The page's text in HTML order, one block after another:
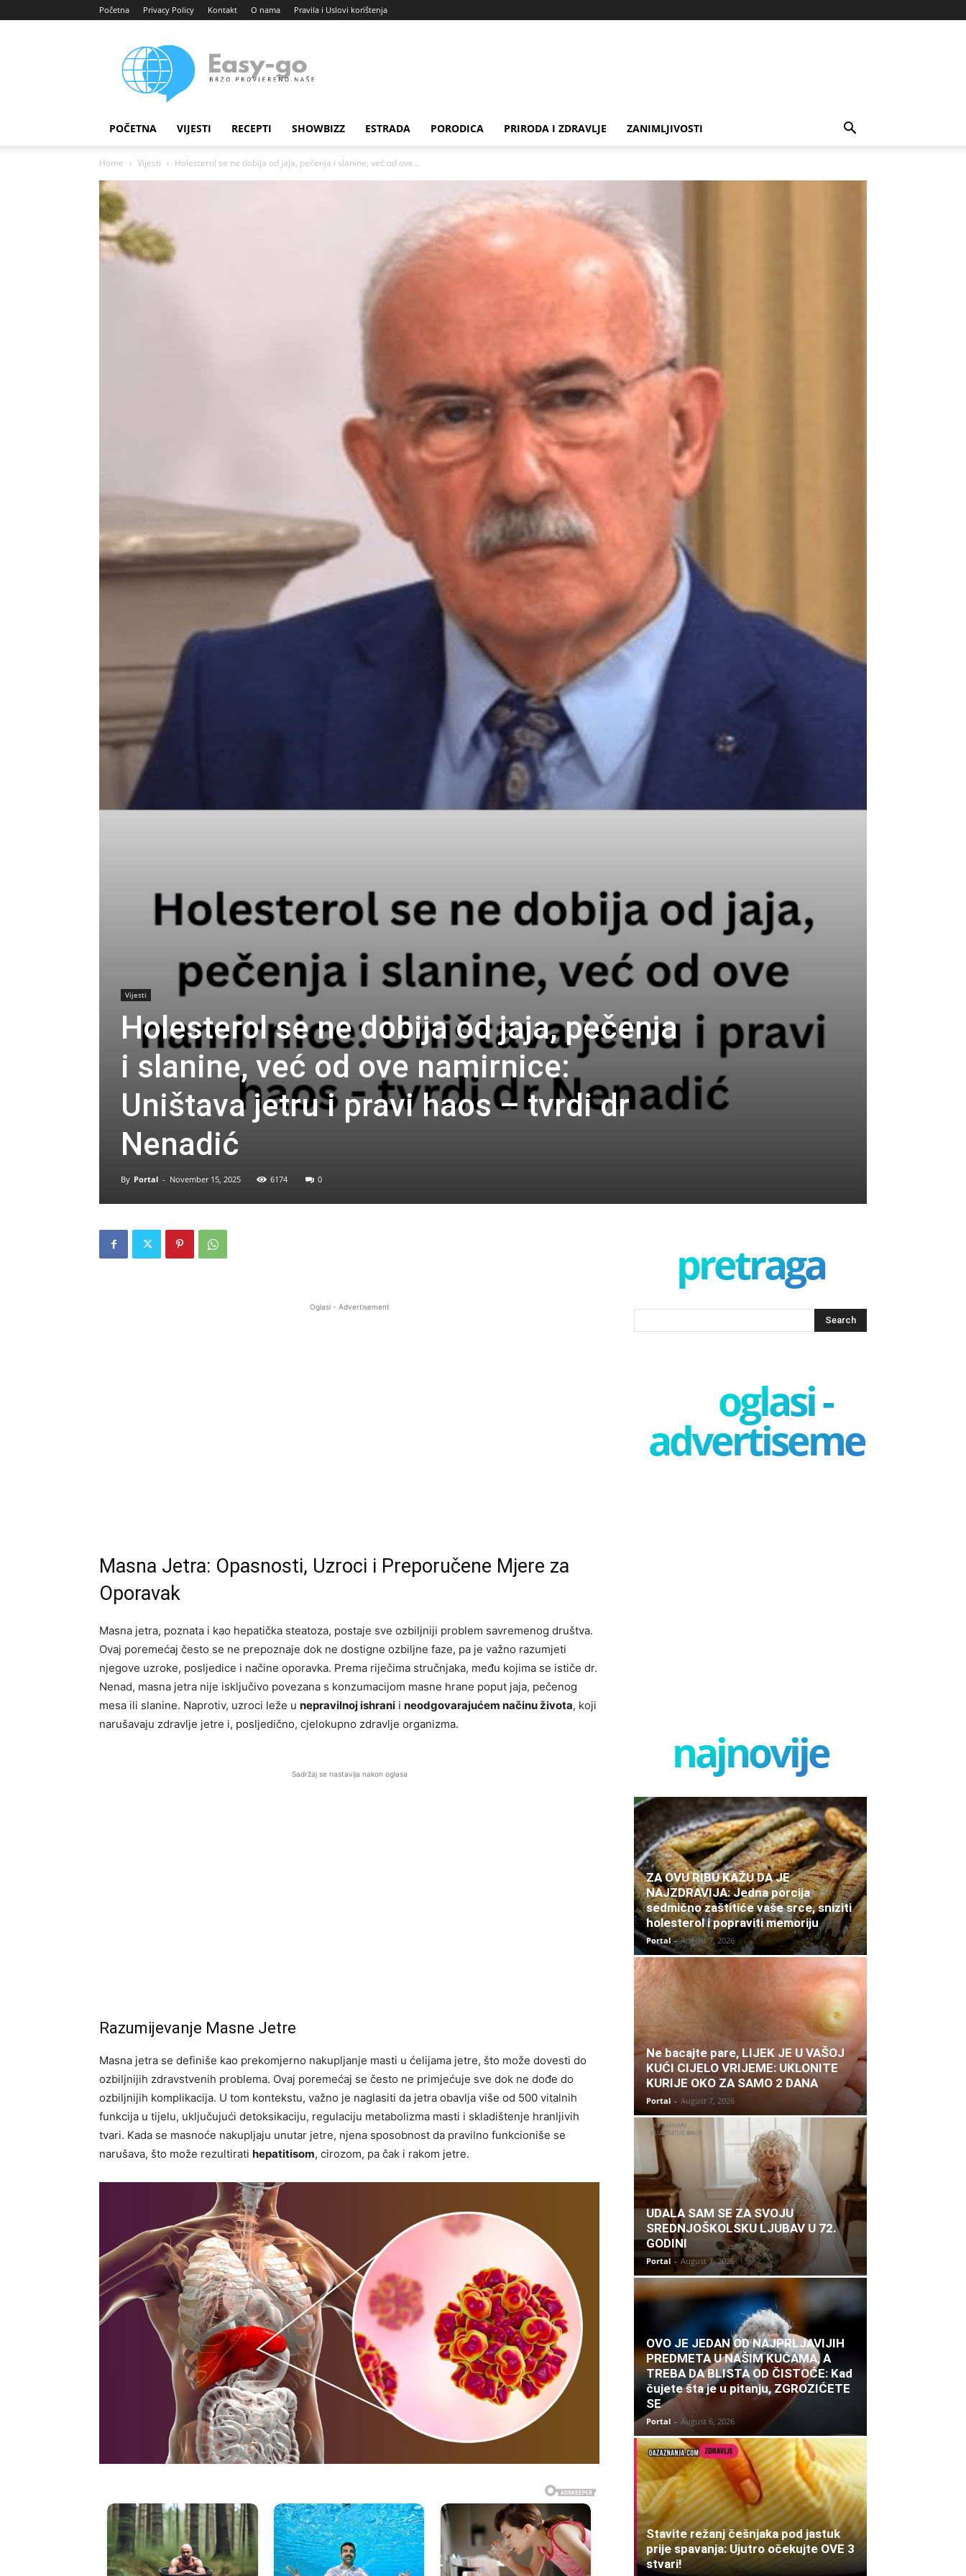
Početna Privacy Policy Kontakt O nama Pravila i Uslovi korištenja
portal
POČETNA VIJESTI RECEPTI SHOWBIZZ ESTRADA PORODICA PRIRODA I ZDRAVLJE ZANIMLJIVOSTI
Home Vijesti Holesterol se ne dobija od jaja, pečenja i slanine, već od ove...
Vijesti
Holesterol se ne dobija od jaja, pečenja
i slanine, već od ove namirnice:
Uništava jetru i pravi haos – tvrdi dr
Nenadić
By Portal - November 15, 2025 6174 0
Oglasi - Advertisement
Masna Jetra: Opasnosti, Uzroci i Preporučene Mjere za
Oporavak
Masna jetra, poznata i kao hepatička steatoza, postaje sve ozbiljniji problem savremenog društva.
Ovaj poremećaj često se ne prepoznaje dok ne dostigne ozbiljne faze, pa je važno razumjeti
njegove uzroke, posljedice i načine oporavka. Prema riječima stručnjaka, među kojima se ističe dr.
Nenad, masna jetra nije isključivo povezana s konzumacijom masne hrane poput jaja, pečenog
mesa ili slanine. Naprotiv, uzroci leže u nepravilnoj ishrani i neodgovarajućem načinu života, koji
narušavaju zdravlje jetre i, posljedično, cjelokupno zdravlje organizma.
Sadržaj se nastavlja nakon oglasa
Razumijevanje Masne Jetre
Masna jetra se definiše kao prekomjerno nakupljanje masti u ćelijama jetre, što može dovesti do
ozbiljnijih zdravstvenih problema. Ovaj poremećaj se često ne primjećuje sve dok ne dođe do
ozbiljnijih komplikacija. U tom kontekstu, važno je naglasiti da jetra obavlja više od 500 vitalnih
funkcija u tijelu, uključujući detoksikaciju, regulaciju metabolizma masti i skladištenje hranljivih
tvari. Kada se masnoće nakupljaju unutar jetre, njena sposobnost da pravilno funkcioniše se
narušava, što može rezultirati hepatitisom, cirozom, pa čak i rakom jetre.
pretraga
oglasi -
advertisement
najnovije
ZA OVU RIBU KAŽU DA JE
NAJZDRAVIJA: Jedna porcija
sedmično zaštitiće vaše srce, sniziti
holesterol i popraviti memoriju
Portal - August 7, 2026
Ne bacajte pare, LIJEK JE U VAŠOJ
KUĆI CIJELO VRIJEME: UKLONITE
KURIJE OKO ZA SAMO 2 DANA
Portal - August 7, 2026
UDALA SAM SE ZA SVOJU
SREDNJOŠKOLSKU LJUBAV U 72.
GODINI
Portal - August 7, 2026
OVO JE JEDAN OD NAJPRLJAVIJIH
PREDMETA U NAŠIM KUĆAMA, A
TREBA DA BLISTA OD ČISTOĆE: Kad
čujete šta je u pitanju, ZGROZIĆETE
SE
Portal - August 6, 2026
Stavite režanj češnjaka pod jastuk
prije spavanja: Ujutro očekujte OVE 3
stvari!